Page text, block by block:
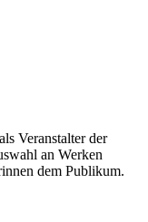
Veranstalter der
an Werken
dem Publikum.